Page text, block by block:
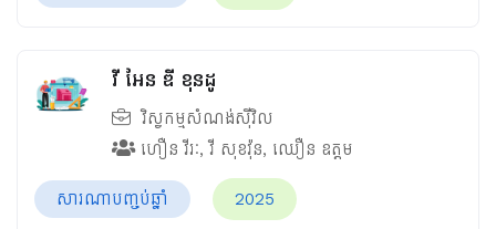
វី​ អែន​ ឌី​ ខុនដូ
វិស្វកម្មសំណង់ស៊ីវិល
​​ហឿន​ វីរៈ,​វី​​ សុខវ៉ុន, ​ឈឿន​ ឧត្តម
សារណាបញ្ចប់ឆ្នាំ 2025